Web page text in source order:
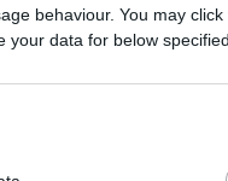
behaviour. You may
your data for below
sajtótermék
volt arra
érkezett a